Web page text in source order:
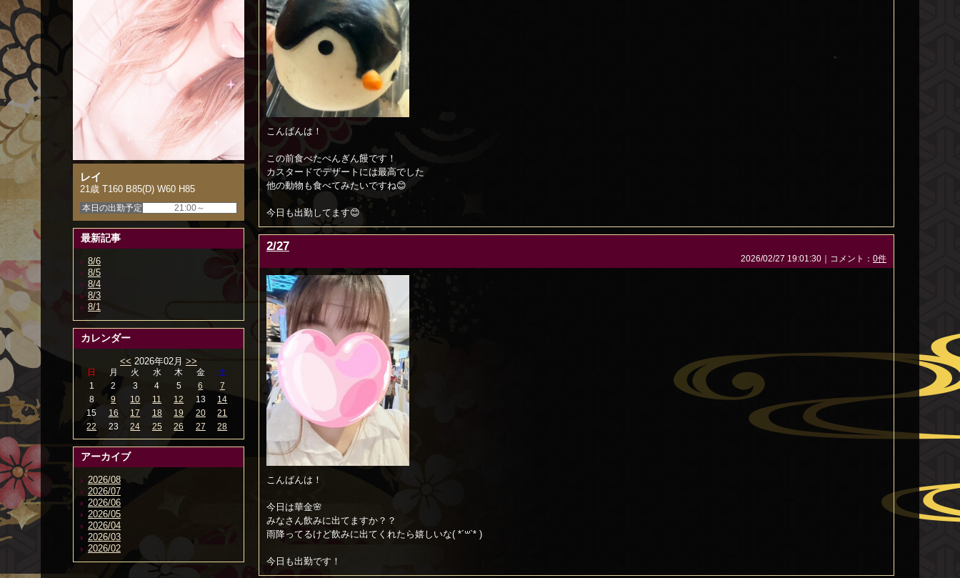
レイ
21歳 T160 B85(D) W60 H85
本日の出勤予定 21:00～
最新記事
8/6
8/5
8/4
8/3
8/1
カレンダー
<< 2026年02月 >>
日 月 火 水 木 金
土
1
2 3 4 5 6
7
8
9 10 11 12 13
14
15
16 17 18 19 20
21
22
23 24 25 26 27 28
アーカイブ
2026/08
2026/07
2026/06
2026/05
2026/04
2026/03
2026/02
こんばんは！
この前食べたぺんぎん饅です！
カスタードでデザートには最高でした
他の動物も食べてみたいですね😊
今日も出勤してます😊
2/27
2026/02/27 19:01:30｜コメント： 0件
こんばんは！
今日は華金🌸
みなさん飲みに出てますか？？
雨降ってるけど飲みに出てくれたら嬉しいな( *´꒳`* )
今日も出勤です！